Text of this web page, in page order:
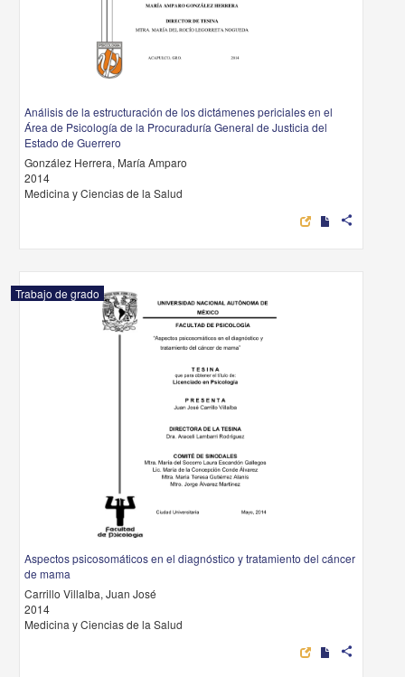
Análisis de la estructuración de los dictámenes periciales en el
Área de Psicología de la Procuraduría General de Justicia del
Estado de Guerrero
González Herrera, María Amparo
2014
Medicina y Ciencias de la Salud
share
Trabajo de grado
Aspectos psicosomáticos en el diagnóstico y tratamiento del cáncer
de mama
Carrillo Villalba, Juan José
2014
Medicina y Ciencias de la Salud
share